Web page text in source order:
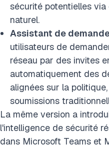
sécurité potentielles
naturel.
Assistant de
utilisateurs de
réseau par des invites
automatiquement des
alignées sur la
soumissions
La même version a
l'intelligence de sécurité
dans Microsoft Teams et